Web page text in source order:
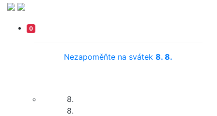
0
Nezapoměňte na svátek 8. 8.
8.
8.